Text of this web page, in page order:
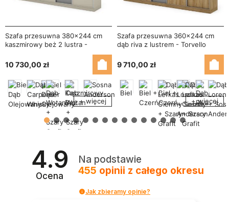
Szafa przesuwna 380x244 cm
kaszmirowy beż 2 lustra -
10 730,00 zł
+ więcej
Szafa przesuwna 360x244 cm
dąb riva z lustrem - Torvello
9 710,00 zł
+ więcej
4.9
Ocena
Na podstawie
455 opinii z całego okresu
Jak zbieramy opinie?